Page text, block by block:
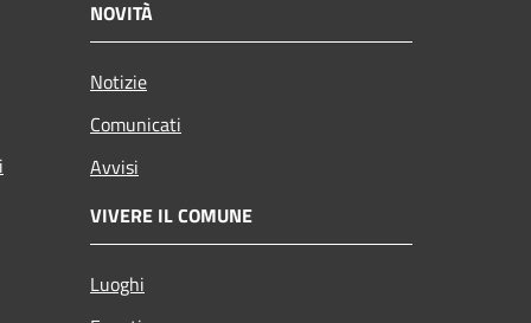
NOVITÀ
Notizie
Comunicati
Avvisi
VIVERE IL COMUNE
Luoghi